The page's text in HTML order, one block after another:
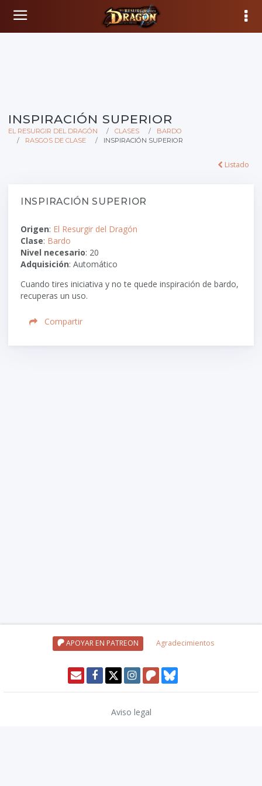
INSPIRACIÓN SUPERIOR
EL RESURGIR DEL DRAGÓN CLASES
BARDO
RASGOS DE CLASE
INSPIRACIÓN SUPERIOR
Listado
INSPIRACIÓN SUPERIOR
Origen: El Resurgir del Dragón
Clase: Bardo
Nivel necesario: 20
Adquisición: Automático
Cuando tires iniciativa y no te quede inspiración de bardo,
recuperas un uso.
Compartir
APOYAR EN PATREON Agradecimientos
Aviso legal